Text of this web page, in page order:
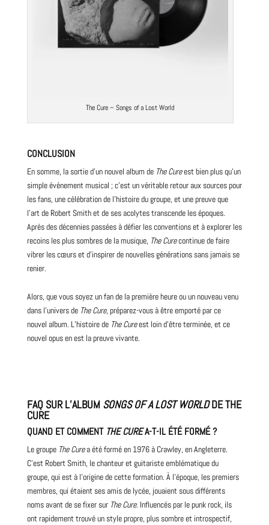
The Cure – Songs of a Lost World
CONCLUSION
En somme, la sortie d’un nouvel album de The Cureest bien plus qu’un
simple événement musical ; c’est un véritable retour aux sources pour
les fans, une célébration de l’histoire du groupe, et une preuve que
l’art de Robert Smith et de ses acolytes transcende les époques.
Après des décennies passées à défier les conventions et à explorer les
recoins les plus sombres de la musique, The Curecontinue de faire
vibrer les cœurs et d’inspirer de nouvelles générations sans jamais se
renier.
Alors, que vous soyez un fan de la première heure ou unnouveauvenu
dans l’univers de The Cure, préparez-vous à être emporté par ce
nouvel album. L’histoire de The Cureest loin d’être terminée, et ce
nouvel opus en est la preuve vivante.
FAQ SUR L’ALBUM SONGS OF A LOST WORLDDE THE
CURE
QUAND ET COMMENT THE CUREA-T-IL ÉTÉ FORMÉ ?
Le groupe The Curea été formé en 1976 à Crawley, en Angleterre.
C’est Robert Smith, le chanteur etguitaristeemblématique du
groupe, qui est à l’origine de cette formation. À l’époque, les premiers
membres, qui étaient ses amis de lycée, jouaient sous différents
noms avant de se fixer sur The Cure. Influencés par le punk rock, ils
ont rapidement trouvé un style propre, plus sombre et introspectif,